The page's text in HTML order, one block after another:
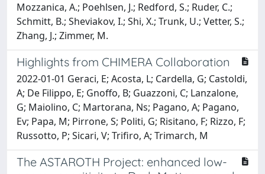
Mozzanica, A.; Poehlsen, J.; Redford, S.; Ruder, C.;
Schmitt, B.; Sheviakov, I.; Shi, X.; Trunk, U.; Vetter, S.;
Zhang, J.; Zimmer, M.
Highlights from CHIMERA Collaboration
2022-01-01 Geraci, E; Acosta, L; Cardella, G; Castoldi,
A; De Filippo, E; Gnoffo, B; Guazzoni, C; Lanzalone,
G; Maiolino, C; Martorana, Ns; Pagano, A; Pagano,
Ev; Papa, M; Pirrone, S; Politi, G; Risitano, F; Rizzo, F;
Russotto, P; Sicari, V; Trifiro, A; Trimarch, M
The ASTAROTH Project: enhanced low-